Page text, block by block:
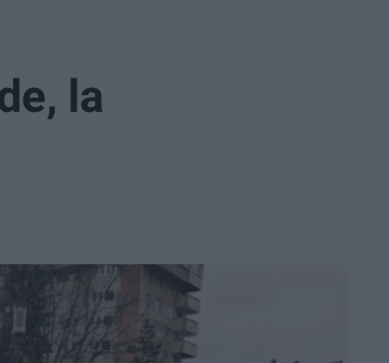
la